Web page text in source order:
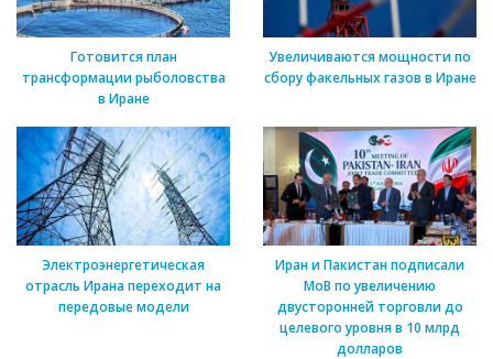
Готовится план
трансформации рыболовства
в Иране
Увеличиваются мощности по
сбору факельных газов в Иране
Электроэнергетическая
отрасль Ирана переходит на
передовые модели
Иран и Пакистан подписали
МоВ по увеличению
двусторонней торговли до
целевого уровня в 10 млрд
долларов